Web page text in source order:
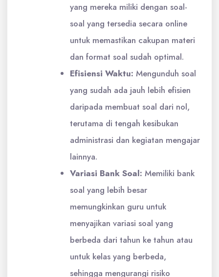
yang mereka miliki dengan soal-
soal yang tersedia secara online
untuk memastikan cakupan materi
dan format soal sudah optimal.
Efisiensi Waktu: Mengunduh soal
yang sudah ada jauh lebih efisien
daripada membuat soal dari nol,
terutama di tengah kesibukan
administrasi dan kegiatan mengajar
lainnya.
Variasi Bank Soal: Memiliki bank
soal yang lebih besar
memungkinkan guru untuk
menyajikan variasi soal yang
berbeda dari tahun ke tahun atau
untuk kelas yang berbeda,
sehingga mengurangi risiko